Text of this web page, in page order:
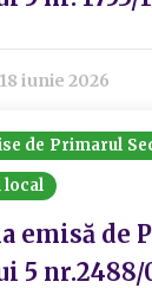
18 iunie 2026
de Primarul
emisă de
5 nr.2488/